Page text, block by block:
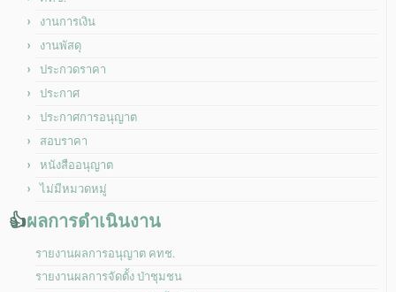
งานการเงิน
งานพัสดุ
ประกวดราคา
ประกาศ
ประกาศการอนุญาต
สอบราคา
หนังสืออนุญาต
ไม่มีหมวดหมู่
👍ผลการดำเนินงาน
รายงานผลการอนุญาต คทช.
รายงานผลการจัดตั้ง ป่าชุมชน